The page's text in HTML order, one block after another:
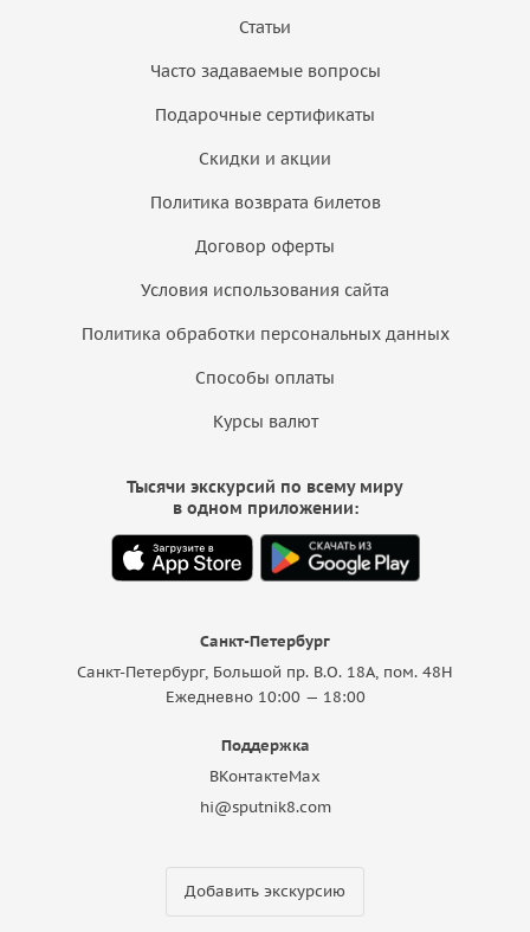
Статьи
Часто задаваемые вопросы
Подарочные сертификаты
Скидки и акции
Политика возврата билетов
Договор оферты
Условия использования сайта
Политика обработки персональных данных
Способы оплаты
Курсы валют
Санкт-Петербург
Санкт-Петербург, Большой пр. В.О. 18A, пом. 48Н
Ежедневно 10:00 — 18:00
Поддержка
ВКонтактеMax
hi@sputnik8.com
Добавить экскурсию
Тысячи экскурсий по всему миру
в одном приложении: